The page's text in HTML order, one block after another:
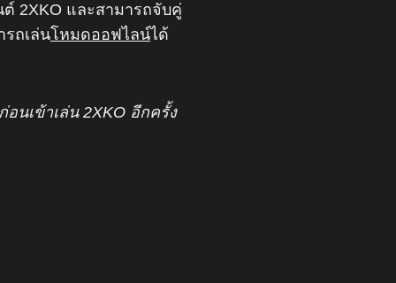
ต์ 2XKO และสามารถจับคู่
ถเล่นโหมดออฟไลน์ได้
นเข้าเล่น 2XKO อีกครั้ง